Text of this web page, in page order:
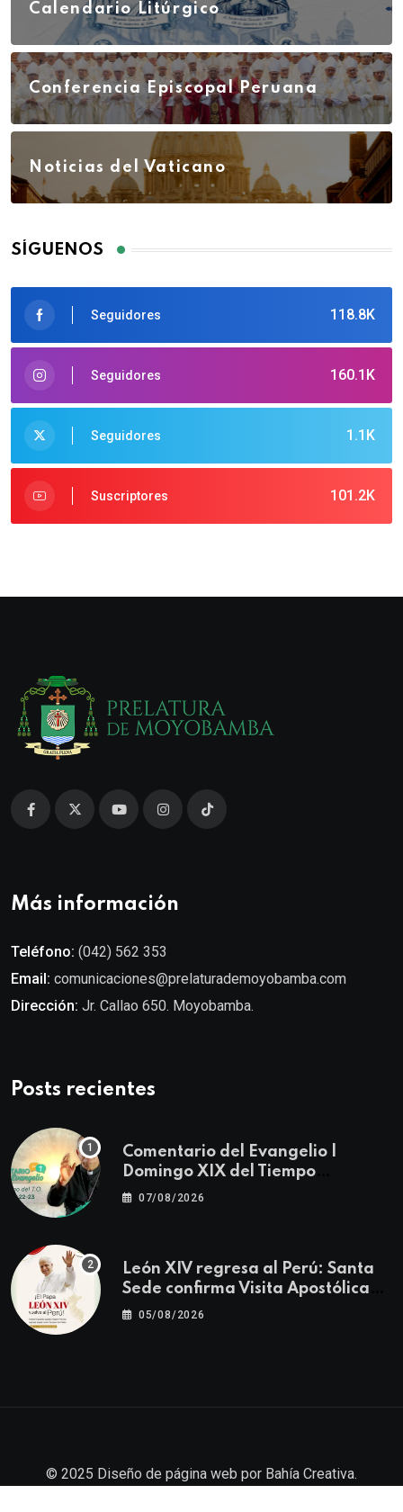
Calendario Litúrgico
Conferencia Episcopal Peruana
Noticias del Vaticano
SÍGUENOS
118.8K
Seguidores
160.1K
Seguidores
1.1K
Seguidores
101.2K
Suscriptores
Más información
Teléfono: (042) 562 353
Email: comunicaciones@prelaturademoyobamba.com
Dirección: Jr. Callao 650. Moyobamba.
Posts recientes
Comentario del Evangelio |
Domingo XIX del Tiempo
Ordinario | Mateo 14, 22-23
07/08/2026
León XIV regresa al Perú: Santa
Sede confirma Visita Apostólica
del 11 al 17 de noviembre
05/08/2026
© 2025 Diseño de página web por Bahía Creativa.